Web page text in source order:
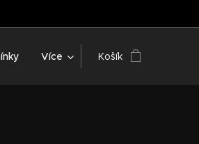
Více Košík